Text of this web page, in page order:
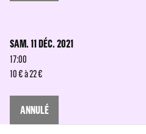
SAM. 11 DÉC. 2021
17:00
10 € à 22 €
ANNULÉ